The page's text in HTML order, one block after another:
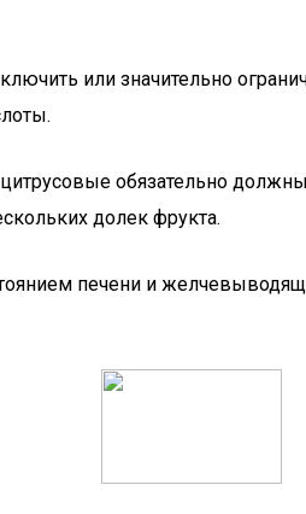
или значительно
обязательно
долек фрукта.
печени и